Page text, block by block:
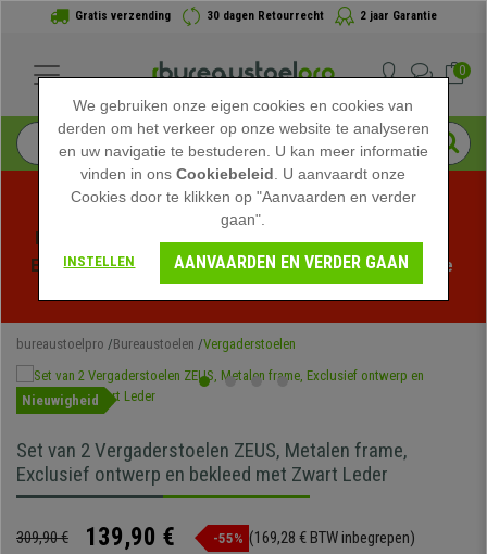
Gratis verzending 30 dagen Retourrecht 2 jaar Garantie
0
Profiteer van de Zomeruitverkoop bij bureaustoelpro!
Exclusieve kortingen voor een beperkte tijd - Bekijk de
bureaustoelpro Bureaustoelen Vergaderstoelen
Nieuwigheid
Set van 2 Vergaderstoelen ZEUS, Metalen frame,
Exclusief ontwerp en bekleed met Zwart Leder
309,90 € 139,90 € -55% (169,28 € BTW inbegrepen)
We gebruiken onze eigen cookies en cookies van
derden om het verkeer op onze website te analyseren
en uw navigatie te bestuderen. U kan meer informatie
vinden in onsCookiebeleid . U aanvaardt onze
Cookies door te klikken op "Aanvaarden en verder
gaan".
INSTELLEN AANVAARDEN EN VERDER GAAN